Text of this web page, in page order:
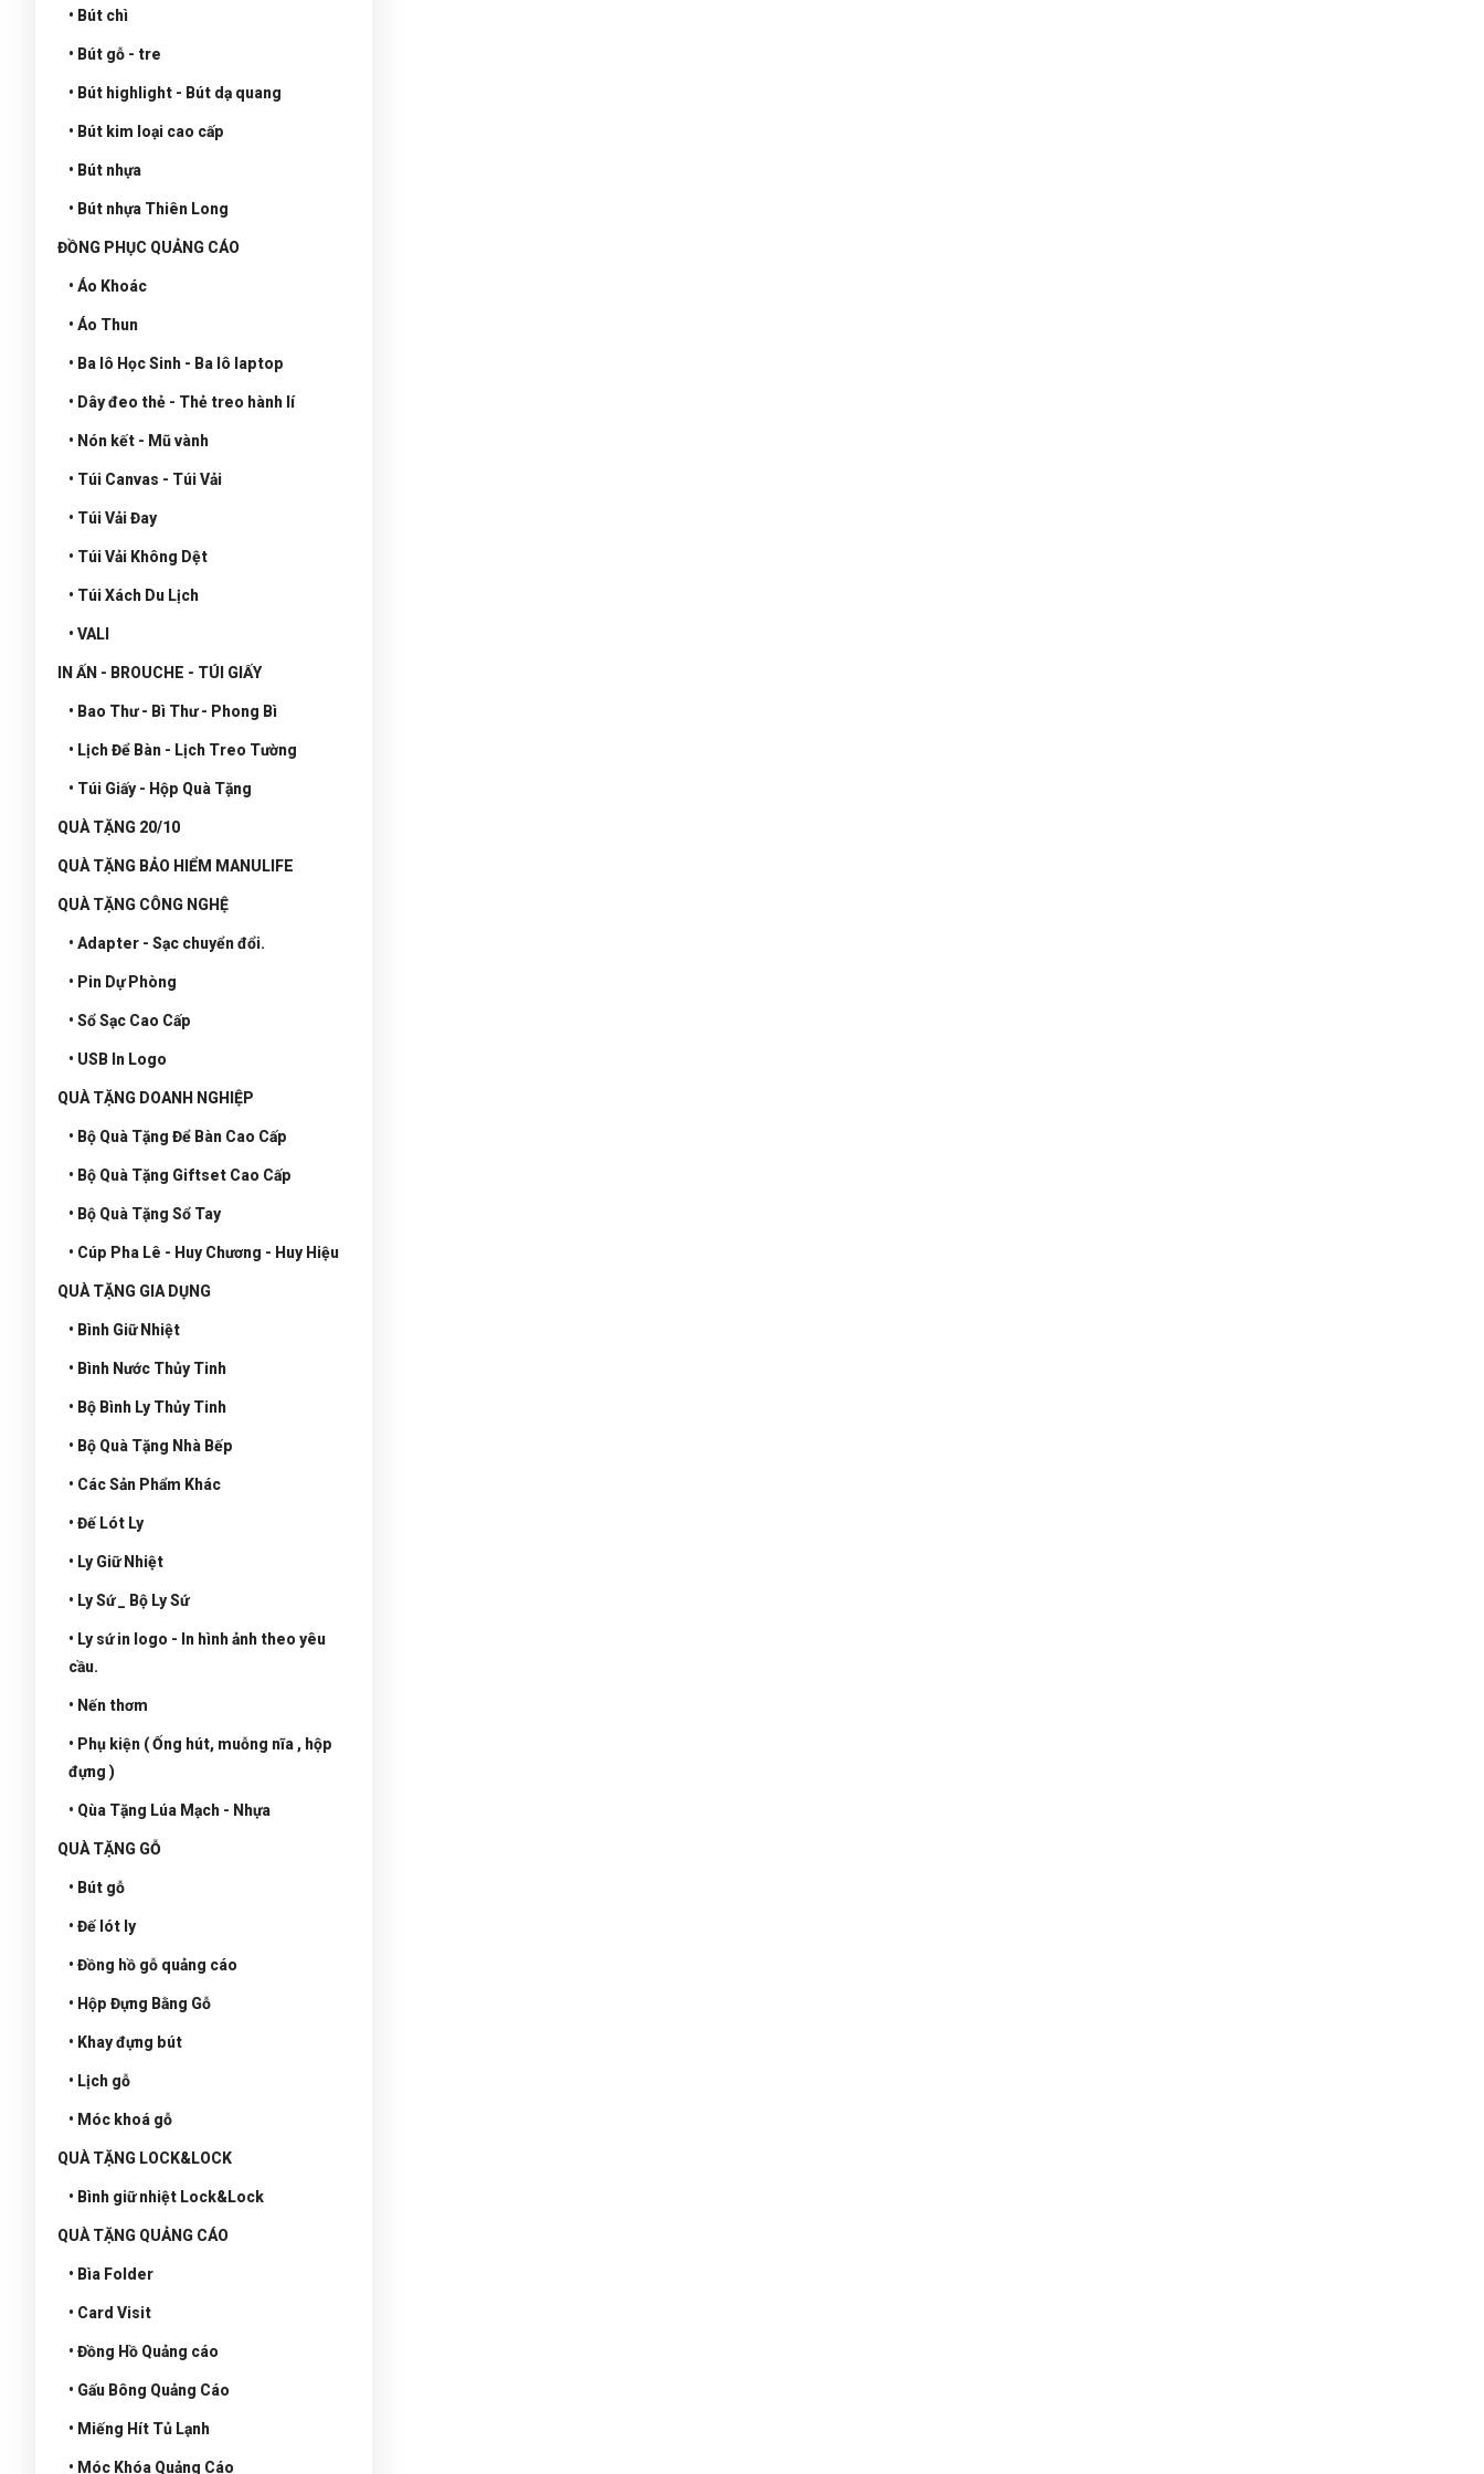
• Bút chì
• Bút gỗ - tre
• Bút highlight - Bút dạ quang
• Bút kim loại cao cấp
• Bút nhựa
• Bút nhựa Thiên Long
ĐỒNG PHỤC QUẢNG CÁO
• Áo Khoác
• Áo Thun
• Ba lô Học Sinh - Ba lô laptop
• Dây đeo thẻ - Thẻ treo hành lí
• Nón kết - Mũ vành
• Túi Canvas - Túi Vải
• Túi Vải Đay
• Túi Vải Không Dệt
• Túi Xách Du Lịch
• VALI
IN ẤN - BROUCHE - TÚI GIẤY
• Bao Thư - Bì Thư - Phong Bì
• Lịch Để Bàn - Lịch Treo Tường
• Túi Giấy - Hộp Quà Tặng
QUÀ TẶNG 20/10
QUÀ TẶNG BẢO HIỂM MANULIFE
QUÀ TẶNG CÔNG NGHỆ
• Adapter - Sạc chuyển đổi.
• Pin Dự Phòng
• Sổ Sạc Cao Cấp
• USB In Logo
QUÀ TẶNG DOANH NGHIỆP
• Bộ Quà Tặng Để Bàn Cao Cấp
• Bộ Quà Tặng Giftset Cao Cấp
• Bộ Quà Tặng Sổ Tay
• Cúp Pha Lê - Huy Chương - Huy Hiệu
QUÀ TẶNG GIA DỤNG
• Bình Giữ Nhiệt
• Bình Nước Thủy Tinh
• Bộ Bình Ly Thủy Tinh
• Bộ Quà Tặng Nhà Bếp
• Các Sản Phẩm Khác
• Đế Lót Ly
• Ly Giữ Nhiệt
• Ly Sứ _ Bộ Ly Sứ
• Ly sứ in logo - In hình ảnh theo yêu
cầu.
• Nến thơm
• Phụ kiện ( Ống hút, muỗng nĩa , hộp
đựng )
• Qùa Tặng Lúa Mạch - Nhựa
QUÀ TẶNG GỖ
• Bút gỗ
• Đế lót ly
• Đồng hồ gỗ quảng cáo
• Hộp Đựng Bằng Gỗ
• Khay đựng bút
• Lịch gỗ
• Móc khoá gỗ
QUÀ TẶNG LOCK&LOCK
• Bình giữ nhiệt Lock&Lock
QUÀ TẶNG QUẢNG CÁO
• Bìa Folder
• Card Visit
• Đồng Hồ Quảng cáo
• Gấu Bông Quảng Cáo
• Miếng Hít Tủ Lạnh
• Móc Khóa Quảng Cáo